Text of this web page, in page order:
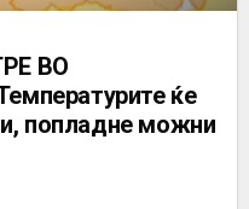
ВО
ќе
попладне можни